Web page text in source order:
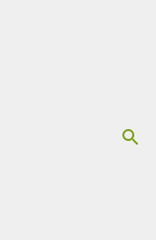
Blackstar